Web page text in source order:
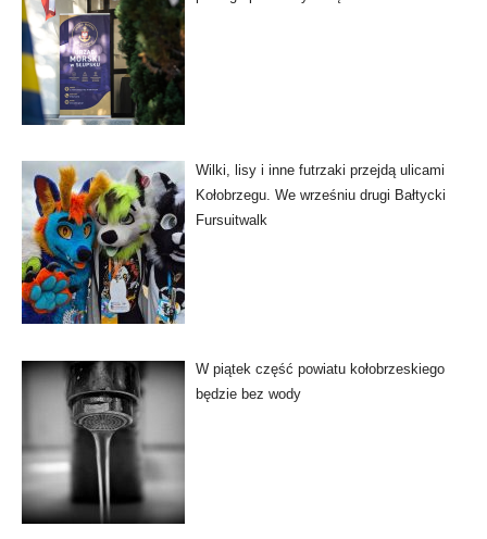
Wilki, lisy i inne futrzaki przejdą ulicami
Kołobrzegu. We wrześniu drugi Bałtycki
Fursuitwalk
W piątek część powiatu kołobrzeskiego
będzie bez wody